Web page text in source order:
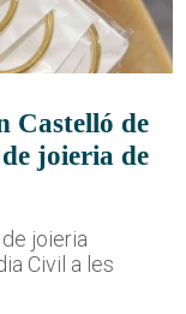
Castelló de
de joieria de
joieria
Civil a les